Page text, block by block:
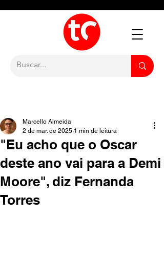
"Eu acho que o Oscar
deste ano vai para a Demi
Moore", diz Fernanda
Torres
Marcello Almeida
2 de mar. de 2025 1 min de leitura